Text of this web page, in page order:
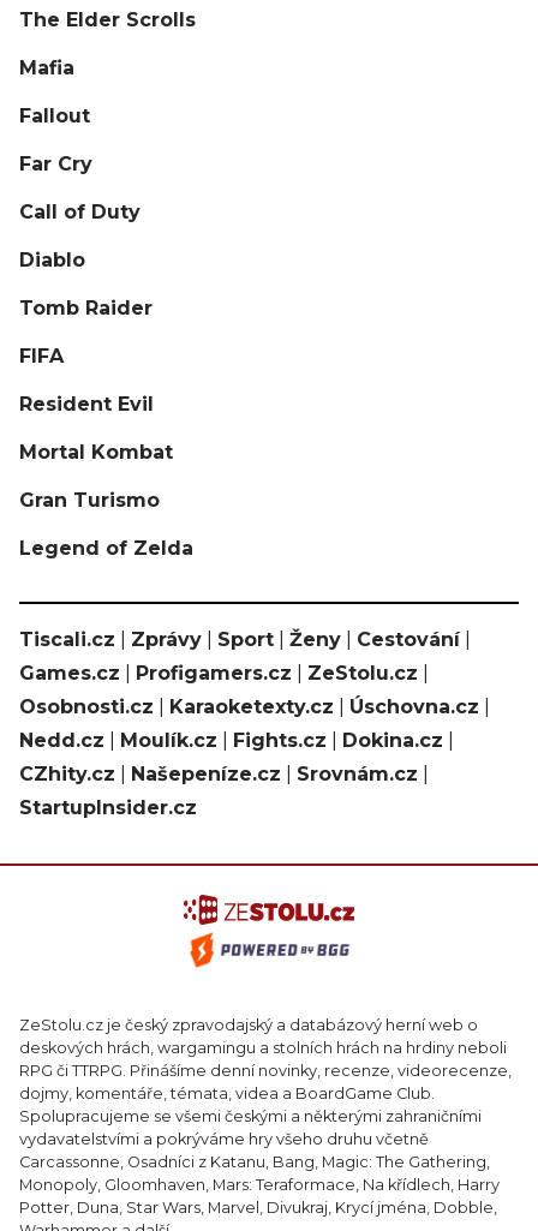
The Elder Scrolls
Mafia
Fallout
Far Cry
Call of Duty
Diablo
Tomb Raider
FIFA
Resident Evil
Mortal Kombat
Gran Turismo
Legend of Zelda
Tiscali.cz Zprávy Sport Ženy Cestování|
Games.cz
Profigamers.cz ZeStolu.cz
Osobnosti.cz
Karaoketexty.cz Úschovna.cz
Nedd.cz
Moulík.cz Fights.cz Dokina.cz
CZhity.cz
Našepeníze.cz Srovnám.cz
StartupInsider.cz
ZeStolu.cz je český zpravodajský a databázový herní web o
deskových hrách, wargamingu a stolních hrách na hrdiny neboli
RPG či TTRPG. Přinášíme denní novinky, recenze, videorecenze,
dojmy, komentáře, témata, videa a BoardGame Club.
Spolupracujeme se všemi českými a některými zahraničními
vydavatelstvími a pokrýváme hry všeho druhu včetně
Carcassonne, Osadníci z Katanu, Bang, Magic: The Gathering,
Monopoly, Gloomhaven, Mars: Teraformace, Na křídlech, Harry
Potter, Duna, Star Wars, Marvel, Divukraj, Krycí jména, Dobble,